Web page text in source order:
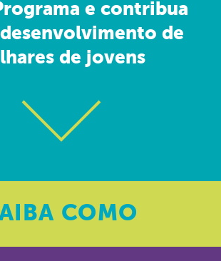
e contribua
de
de jovens
COMO